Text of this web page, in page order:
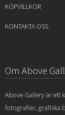
KÖPVILLKOR
KONTAKTA OSS
Om Above
Above Gallery är ett
fotografier, grafiska